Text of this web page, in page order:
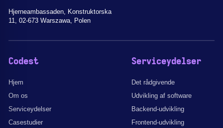
Hjerneambassaden, Konstruktorska
11, 02-673 Warszawa, Polen
Codest
Hjem
Om os
Serviceydelser
Casestudier
Serviceydelser
Det rådgivende
Udvikling af software
Backend-udvikling
Frontend-udvikling